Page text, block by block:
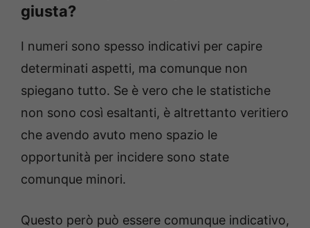
giusta?
I numeri sono spesso indicativi per capire
determinati aspetti, ma comunque non
spiegano tutto. Se è vero che le statistiche
non sono così esaltanti, è altrettanto veritiero
che avendo avuto meno spazio le
opportunità per incidere sono state
comunque minori.
Questo però può essere comunque indicativo,